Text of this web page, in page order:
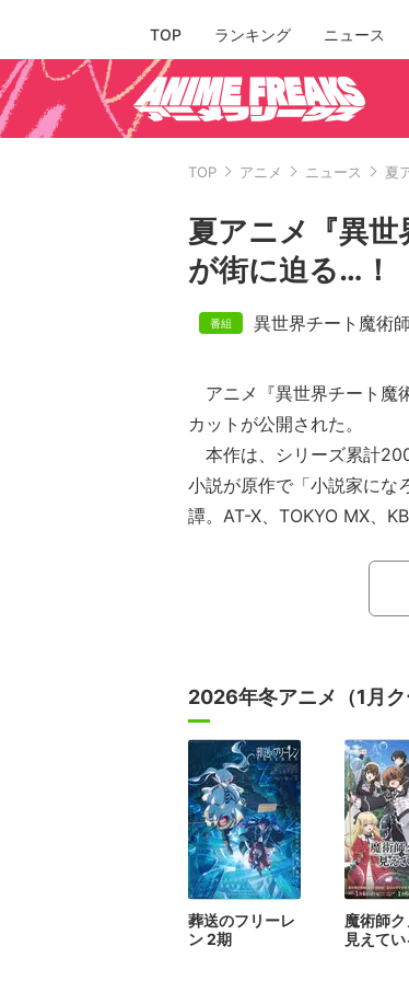
TOP ランキング ニュース
TOP アニメ ニュース 夏
夏アニメ『異
が街に迫る…！
異世界チート魔術師
アニメ『異世界チート魔
カットが公開された。
本作は、シリーズ累計
小説が原作で「小説家にな
譚。AT-X、TOKYO MX、
モデル体型の美少女・吾妻
人はある日突然、不思議な
タジーのような世界。異世
検査で、二人が“チート”な
て……。
2026年冬アニメ（1月
葬送のフリーレ
ン 2期
魔術師
見えてい